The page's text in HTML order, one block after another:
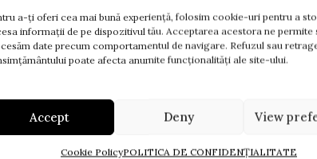
a-ți oferi cea mai bună experiență, folosim cookie-uri pentru a
informații de pe dispozitivul tău. Acceptarea acestora ne permite
date precum comportamentul de navigare. Refuzul sau
poate afecta anumite funcționalități ale site-ului.
Accept Deny View
Cookie PolicyPOLITICA DE CONFIDENȚIALITATE
PRODUSE RECOMANDATE